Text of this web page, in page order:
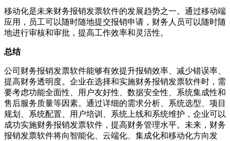
移动化是未来财务报销发票软件的发展趋势之一。通过移动端
应用，员工可以随时随地提交报销申请，财务人员可以随时随
地进行审核和审批，提高工作效率和灵活性。
总结
公司财务报销发票软件能够有效提升报销效率、减少错误率、
提高财务透明度。企业在选择和实施财务报销发票软件时，需
要考虑功能全面性、用户友好性、数据安全性、系统集成性和
售后服务质量等因素。通过详细的需求分析、系统选型、项目
规划、系统配置、用户培训、系统上线和系统维护，企业可以
成功实施财务报销发票软件，提高财务管理水平。未来，财务
报销发票软件将向智能化、云端化、集成化和移动化方向发